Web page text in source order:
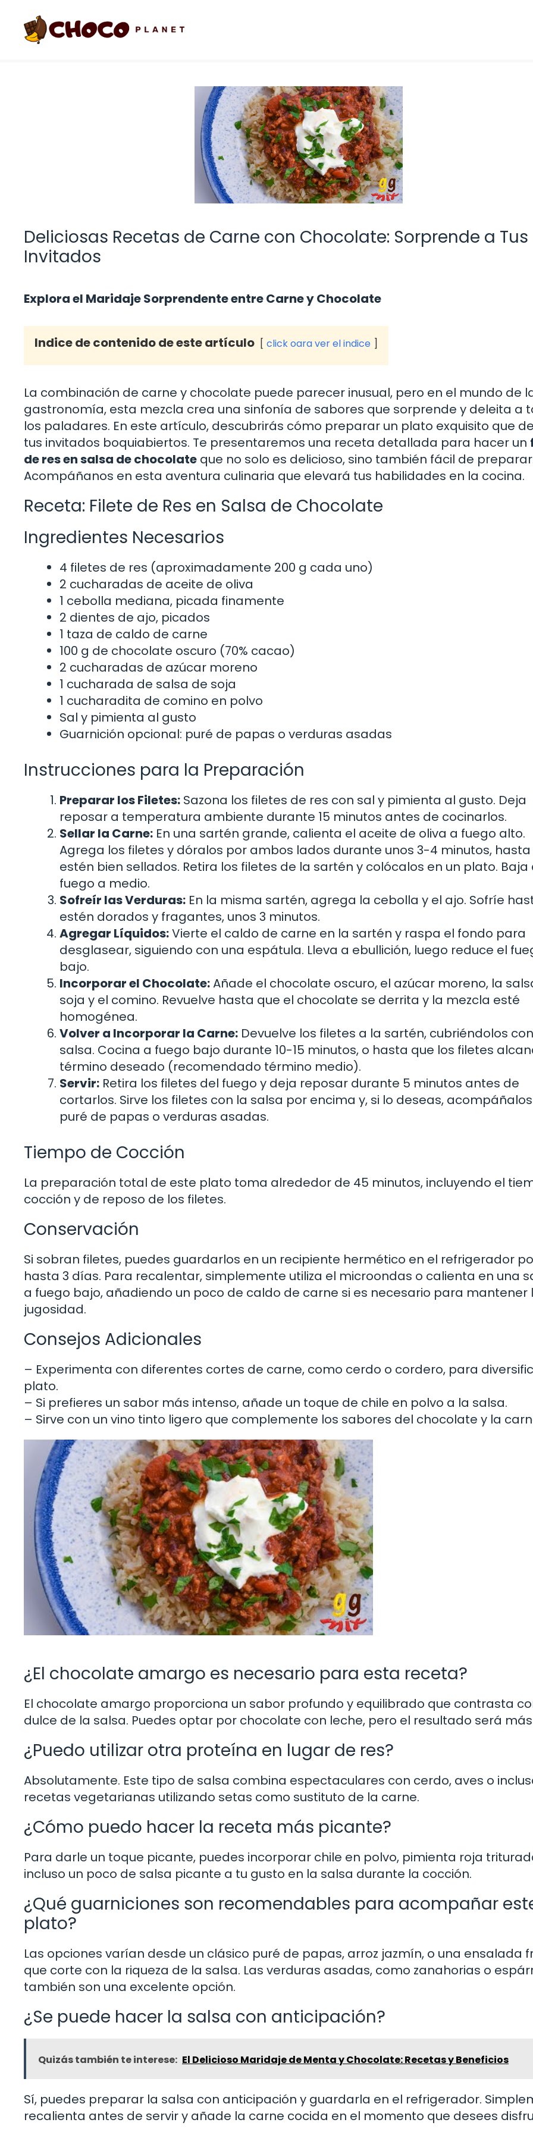
contenido
Deliciosas Recetas de Carne con Chocolate: Sorprende a Tus
Invitados
Explora el Maridaje Sorprendente entre Carne y Chocolate
Indice de contenido de este artículo click oara ver el indice
La combinación de carne y chocolate puede parecer inusual, pero en el mundo de
gastronomía, esta mezcla crea una sinfonía de sabores que sorprende y deleita a
los paladares. En este artículo, descubrirás cómo preparar un plato exquisito que
tus invitados boquiabiertos. Te presentaremos una receta detallada para hacer un
de res en salsa de chocolate que no solo es delicioso, sino también fácil de
Acompáñanos en esta aventura culinaria que elevará tus habilidades en la cocina.
Receta: Filete de Res en Salsa de Chocolate
Ingredientes Necesarios
4 filetes de res (aproximadamente 200 g cada uno)
2 cucharadas de aceite de oliva
1 cebolla mediana, picada finamente
2 dientes de ajo, picados
1 taza de caldo de carne
100 g de chocolate oscuro (70% cacao)
2 cucharadas de azúcar moreno
1 cucharada de salsa de soja
1 cucharadita de comino en polvo
Sal y pimienta al gusto
Guarnición opcional: puré de papas o verduras asadas
Instrucciones para la Preparación
Preparar los Filetes: Sazona los filetes de res con sal y pimienta al gusto. Deja
reposar a temperatura ambiente durante 15 minutos antes de cocinarlos.
Sellar la Carne: En una sartén grande, calienta el aceite de oliva a fuego alto.
Agrega los filetes y dóralos por ambos lados durante unos 3-4 minutos, hasta
estén bien sellados. Retira los filetes de la sartén y colócalos en un plato. Baja
fuego a medio.
Sofreír las Verduras: En la misma sartén, agrega la cebolla y el ajo. Sofríe
estén dorados y fragantes, unos 3 minutos.
Agregar Líquidos:Vierte el caldo de carne en la sartén y raspa el fondo para
desglasear, siguiendo con una espátula. Lleva a ebullición, luego reduce el
bajo.
Incorporar el Chocolate:Añade el chocolate oscuro, el azúcar moreno, la
soja y el comino. Revuelve hasta que el chocolate se derrita y la mezcla esté
homogénea.
Volver a Incorporar la Carne: Devuelve los filetes a la sartén, cubriéndolos
salsa. Cocina a fuego bajo durante 10-15 minutos, o hasta que los filetes
término deseado (recomendado término medio).
Servir: Retira los filetes del fuego y deja reposar durante 5 minutos antes de
cortarlos. Sirve los filetes con la salsa por encima y, si lo deseas,
puré de papas o verduras asadas.
Tiempo de Cocción
La preparación total de este plato toma alrededor de 45 minutos, incluyendo el
cocción y de reposo de los filetes.
Conservación
Si sobran filetes, puedes guardarlos en un recipiente hermético en el refrigerador
hasta 3 días. Para recalentar, simplemente utiliza el microondas o calienta en una
a fuego bajo, añadiendo un poco de caldo de carne si es necesario para mantener
jugosidad.
Consejos Adicionales
– Experimenta con diferentes cortes de carne, como cerdo o cordero, para
plato.
– Si prefieres un sabor más intenso, añade un toque de chile en polvo a la salsa.
– Sirve con un vino tinto ligero que complemente los sabores del chocolate y la
¿El chocolate amargo es necesario para esta receta?
El chocolate amargo proporciona un sabor profundo y equilibrado que contrasta
dulce de la salsa. Puedes optar por chocolate con leche, pero el resultado será
¿Puedo utilizar otra proteína en lugar de res?
Absolutamente. Este tipo de salsa combina espectaculares con cerdo, aves o
recetas vegetarianas utilizando setas como sustituto de la carne.
¿Cómo puedo hacer la receta más picante?
Para darle un toque picante, puedes incorporar chile en polvo, pimienta roja
incluso un poco de salsa picante a tu gusto en la salsa durante la cocción.
¿Qué guarniciones son recomendables para acompañar
plato?
Las opciones varían desde un clásico puré de papas, arroz jazmín, o una ensalada
que corte con la riqueza de la salsa. Las verduras asadas, como zanahorias o
también son una excelente opción.
¿Se puede hacer la salsa con anticipación?
Quizás también te interese: El Delicioso Maridaje de Menta y Chocolate: Recetas y Beneficios
Sí, puedes preparar la salsa con anticipación y guardarla en el refrigerador.
recalienta antes de servir y añade la carne cocida en el momento que desees